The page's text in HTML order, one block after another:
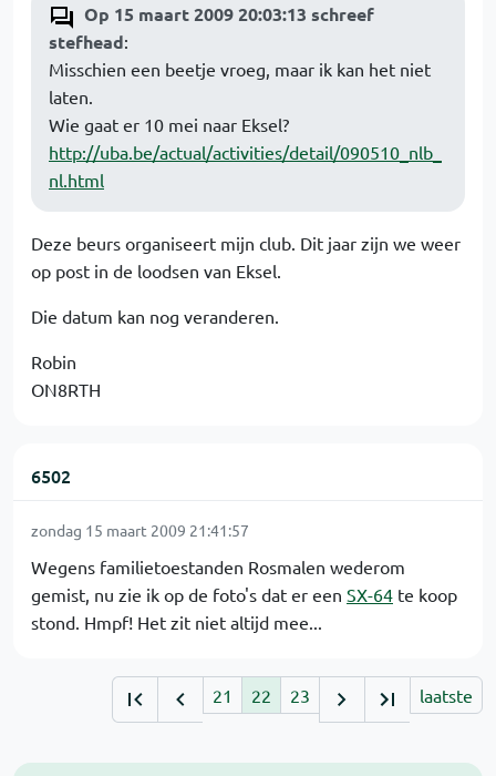
Op 15 maart 2009 20:03:13 schreef
stefhead:
Misschien een beetje vroeg, maar ik kan het niet
laten.
Wie gaat er 10 mei naar Eksel?
http://uba.be/actual/activities/detail/090510_nlb_
nl.html
Deze beurs organiseert mijn club. Dit jaar zijn we weer
op post in de loodsen van Eksel.
Die datum kan nog veranderen.
Robin
ON8RTH
6502
zondag 15 maart 2009 21:41:57
Wegens familietoestanden Rosmalen wederom
gemist, nu zie ik op de foto's dat er een SX-64 te koop
stond. Hmpf! Het zit niet altijd mee...
21 22 23 laatste